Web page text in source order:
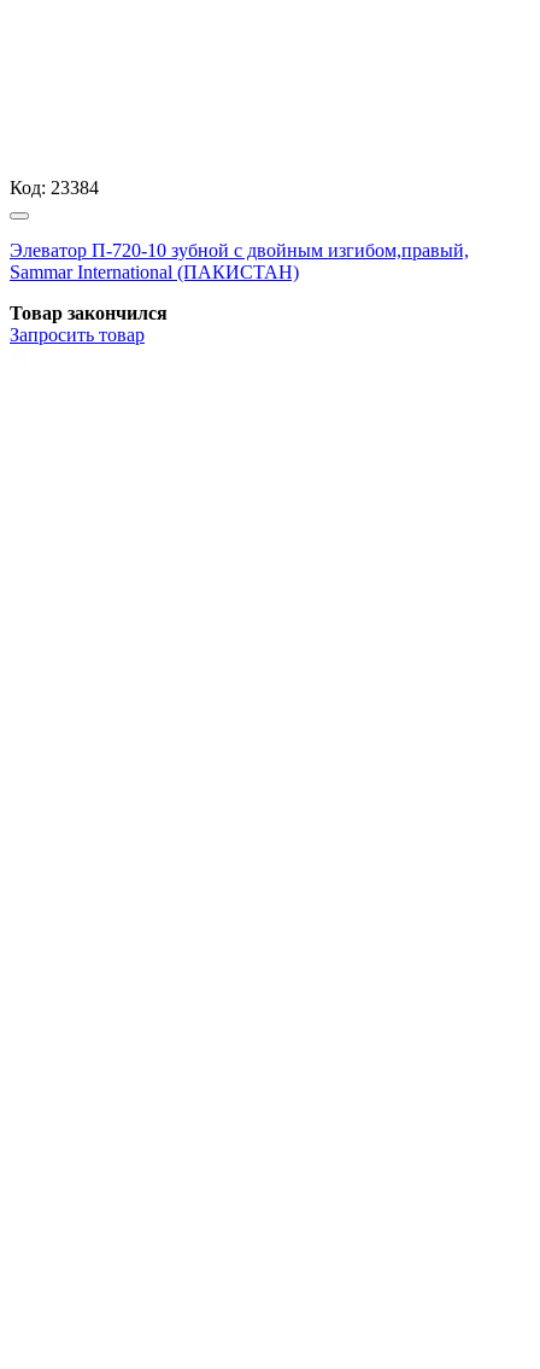
Код: 23384
Элеватор П-720-10 зубной с двойным изгибом,правый,
Sammar International (ПАКИСТАН)
Товар закончился
Запросить товар